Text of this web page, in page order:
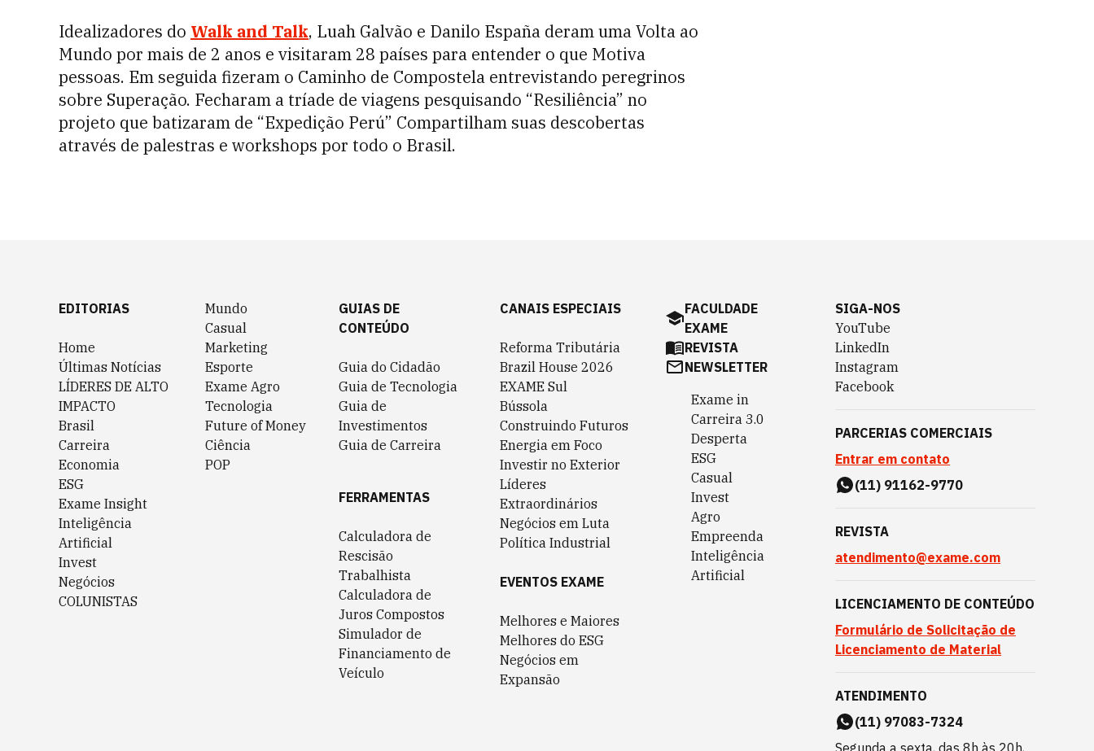
Idealizadores do Walk and Talk, Luah Galvão e Danilo España deram uma Volta ao
Mundo por mais de 2 anos e visitaram 28 países para entender o que Motiva
pessoas. Em seguida fizeram o Caminho de Compostela entrevistando peregrinos
sobre Superação. Fecharam a tríade de viagens pesquisando “Resiliência” no
projeto que batizaram de “Expedição Perú” Compartilham suas descobertas
através de palestras e workshops por todo o Brasil.
EDITORIAS
Home
Últimas Notícias
LÍDERES DE ALTO
IMPACTO
Brasil
Carreira
Economia
ESG
Exame Insight
Inteligência
Artificial
Invest
Negócios
COLUNISTAS
Mundo
Casual
Marketing
Esporte
Exame Agro
Tecnologia
Future of Money
Ciência
POP
GUIAS DE
CONTEÚDO
Guia do Cidadão
Guia de Tecnologia
Guia de
Investimentos
Guia de Carreira
FERRAMENTAS
Calculadora de
Rescisão
Trabalhista
Calculadora de
Juros Compostos
Simulador de
Financiamento de
Veículo
CANAIS ESPECIAIS
Reforma Tributária
Brazil House 2026
EXAME Sul
Bússola
Construindo Futuros
Energia em Foco
Investir no Exterior
Líderes
Extraordinários
Negócios em Luta
Política Industrial
EVENTOS EXAME
Melhores e Maiores
Melhores do ESG
Negócios em
Expansão
FACULDADE
EXAME
REVISTA
NEWSLETTER
Exame in
Carreira 3.0
Desperta
ESG
Casual
Invest
Agro
Empreenda
Inteligência
Artificial
SIGA-NOS
YouTube
LinkedIn
Instagram
Facebook
PARCERIAS COMERCIAIS
Entrar em contato
(11) 91162-9770
REVISTA
atendimento@exame.com
LICENCIAMENTO DE CONTEÚDO
Formulário de Solicitação de
Licenciamento de Material
ATENDIMENTO
(11) 97083-7324
Segunda a sexta, das 8h às 20h,